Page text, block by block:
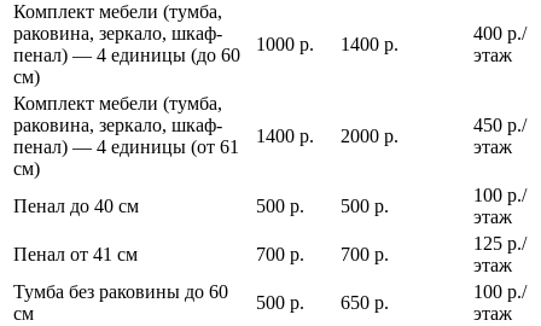
Комплект мебели (тумба,
раковина, зеркало, шкаф-
пенал) — 4 единицы (до 60
см)
1000 р. 1400 р.
400 р./
этаж
Комплект мебели (тумба,
раковина, зеркало, шкаф-
пенал) — 4 единицы (от 61
см)
1400 р. 2000 р.
450 р./
этаж
Пенал до 40 см 500 р. 500 р.
100 р./
этаж
Пенал от 41 см
700 р. 700 р.
125 р./
этаж
Тумба без раковины до 60
см
500 р. 650 р.
100 р./
этаж